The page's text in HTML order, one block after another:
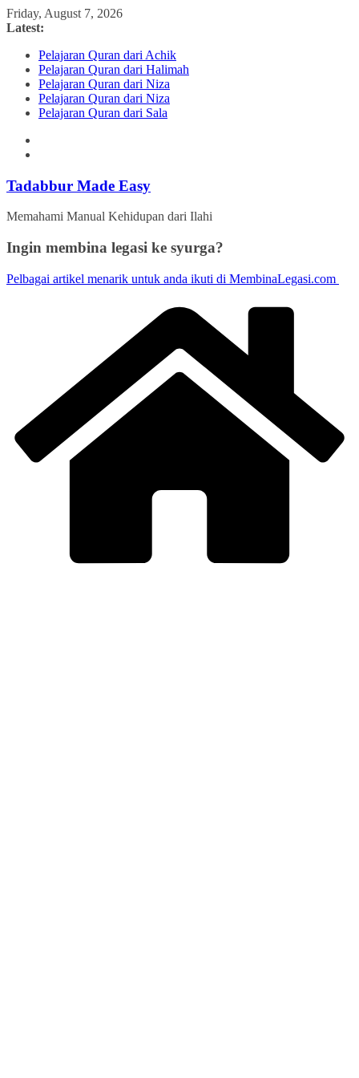
Skip
to
Friday, August 7, 2026
Latest:
Pelajaran Quran dari Achik
Pelajaran Quran dari Halimah
Pelajaran Quran dari Niza
Pelajaran Quran dari Niza
Pelajaran Quran dari Sala
Tadabbur Made Easy
Memahami Manual Kehidupan dari Ilahi
Ingin membina legasi ke syurga?
Pelbagai artikel menarik untuk anda ikuti di MembinaLegasi.com